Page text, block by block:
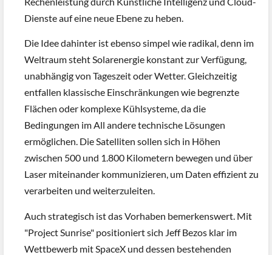
Dienste auf eine neue Ebene zu heben.
Die Idee dahinter ist ebenso simpel wie radikal, denn im
Weltraum steht Solarenergie konstant zur Verfügung,
unabhängig von Tageszeit oder Wetter. Gleichzeitig
entfallen klassische Einschränkungen wie begrenzte
Flächen oder komplexe Kühlsysteme, da die
Bedingungen im All andere technische Lösungen
ermöglichen. Die Satelliten sollen sich in Höhen
zwischen 500 und 1.800 Kilometern bewegen und über
Laser miteinander kommunizieren, um Daten effizient zu
verarbeiten und weiterzuleiten.
Auch strategisch ist das Vorhaben bemerkenswert. Mit
"Project Sunrise" positioniert sich Jeff Bezos klar im
Wettbewerb mit SpaceX und dessen bestehenden